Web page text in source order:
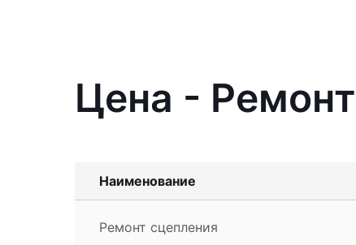
Цена -
Наименование
Ремонт сцепления